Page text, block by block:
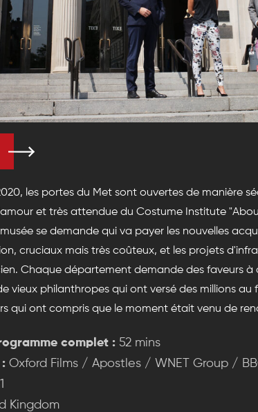
les portes du Met sont ouvertes de manière
et très attendue du Costume Institute
se demande qui va payer les nouvelles
cruciaux mais très coûteux, et les projets
Chaque département demande des faveurs à
vieux philanthropes qui ont versé des millions
qui ont compris que le moment était venu de
complet : 52 mins
: Oxford Films / Apostles / WNET Group /
Kingdom